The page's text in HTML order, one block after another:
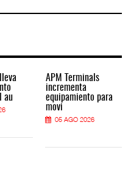
au
APM Terminals
incrementa
equipamiento para
movi
05 AGO 2026